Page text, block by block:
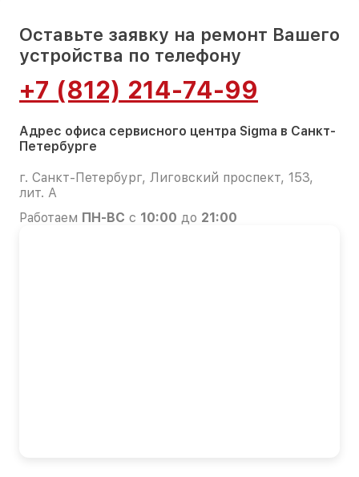
Оставьте заявку на ремонт Вашего
устройства по телефону
+7 (812) 214-74-99
Адрес офиса сервисного центра Sigma в Санкт-
Петербурге
г. Санкт-Петербург, Лиговский проспект, 153,
лит. А
Работаем ПН-ВС с 10:00 до 21:00